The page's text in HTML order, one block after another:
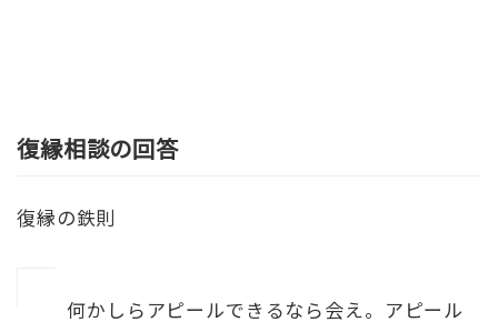
復縁相談の回答
復縁の鉄則
何かしらアピールできるなら会え。アピール